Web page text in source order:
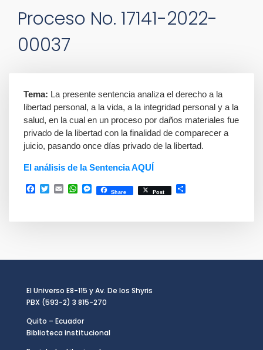
Proceso No. 17141-2022-
00037
Tema: La presente sentencia analiza el derecho a la
libertad personal, a la vida, a la integridad personal y a la
salud, en la cual en un proceso por daños materiales fue
privado de la libertad con la finalidad de comparecer a
juicio, pasando once días privado de la libertad.
El análisis de la Sentencia AQUÍ
Facebook
TwitterEmailWhatsApp
Messenger
Share Post
El Universo E8-115 y Av. De los Shyris
PBX (593-2) 3 815-270
Quito – Ecuador
Biblioteca institucional